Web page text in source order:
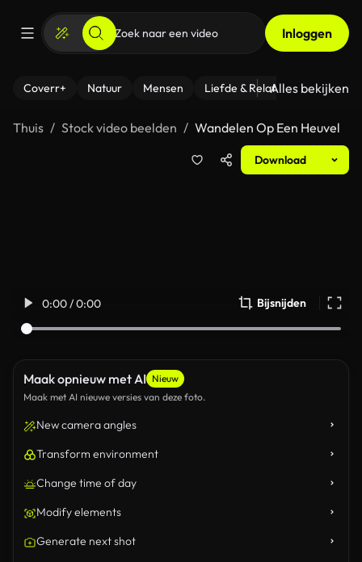
Inloggen
Coverr+ Natuur Mensen Liefde & Relaties - Fitness
Alles bekijken
Thuis Stock video beelden Wandelen Op Een Heuvel
Download
0:00 / 0:00 Bijsnijden
Maak opnieuw met AI Nieuw
Maak met AI nieuwe versies van deze foto.
New camera angles
Transform environment
Change time of day
Modify elements
Generate next shot